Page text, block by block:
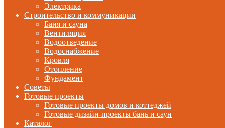
Электрика
Строительство и коммуникации
Баня и сауна
Вентиляция
Водоотведение
Водоснабжение
Кровля
Отопление
Фундамент
Советы
Готовые проекты
Готовые проекты домов и коттеджей
Готовые дизайн-проекты бань и саун
Каталог